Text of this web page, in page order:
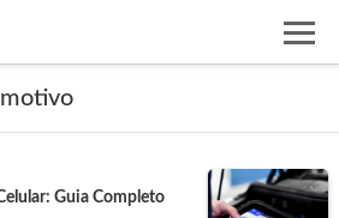
Guia Completo